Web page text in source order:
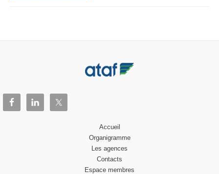
Accueil
Organigramme
Les agences
Contacts
Espace membres